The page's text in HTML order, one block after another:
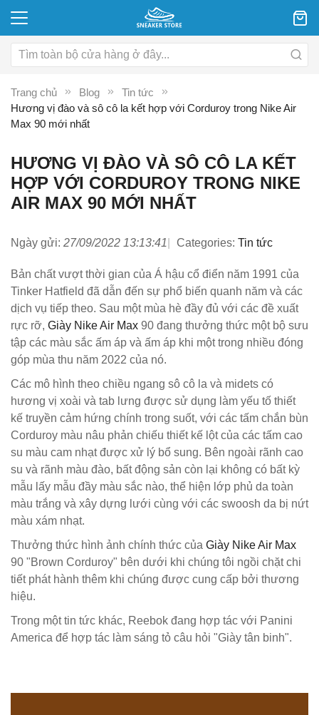
Trang chủ Blog
Tin tức
Hương vị đào và sô cô la kết hợp với Corduroy trong Nike Air
Max 90 mới nhất
HƯƠNG VỊ ĐÀO VÀ SÔ CÔ LA KẾT
HỢP VỚI CORDUROY TRONG NIKE
AIR MAX 90 MỚI NHẤT
Ngày gửi: 27/09/2022 13:13:41 Categories: Tin tức
Bản chất vượt thời gian của Á hậu cổ điển năm 1991 của
Tinker Hatfield đã dẫn đến sự phổ biến quanh năm và các
dịch vụ tiếp theo. Sau một mùa hè đầy đủ với các đề xuất
rực rỡ, Giày Nike Air Max 90 đang thưởng thức một bộ sưu
tập các màu sắc ấm áp và ấm áp khi một trong nhiều đóng
góp mùa thu năm 2022 của nó.
Các mô hình theo chiều ngang sô cô la và midets có
hương vị xoài và tab lưng được sử dụng làm yếu tố thiết
kế truyền cảm hứng chính trong suốt, với các tấm chắn bùn
Corduroy màu nâu phản chiếu thiết kế lột của các tấm cao
su màu cam nhạt được xử lý bổ sung. Bên ngoài rãnh cao
su và rãnh màu đào, bất động sản còn lại không có bất kỳ
mẫu lấy mẫu đầy màu sắc nào, thể hiện lớp phủ da toàn
màu trắng và xây dựng lưới cùng với các swoosh da bị nứt
màu xám nhạt.
Thưởng thức hình ảnh chính thức của Giày Nike Air Max
90 "Brown Corduroy" bên dưới khi chúng tôi ngồi chặt chi
tiết phát hành thêm khi chúng được cung cấp bởi thương
hiệu.
Trong một tin tức khác, Reebok đang hợp tác với Panini
America để hợp tác làm sáng tỏ câu hỏi "Giày tân binh".